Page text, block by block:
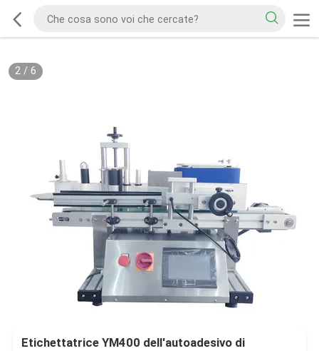
2/ 6
Etichettatrice YM400 dell'autoadesivo di